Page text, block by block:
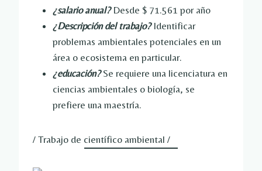
¿salario anual?Desde $ 71.561 por año
¿Descripción del trabajo?Identificar
problemas ambientales potenciales en un
área o ecosistema en particular.
¿educación?Se requiere una licenciatura en
ciencias ambientales o biología, se
prefiere una maestría.
/ Trabajo de científico ambiental /